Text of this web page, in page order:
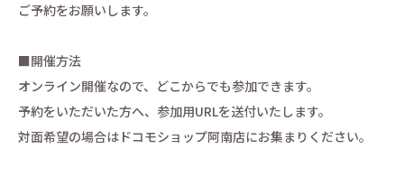
ご予約をお願いします。
■開催方法
オンライン開催なので、どこからでも参加できます。
予約をいただいた方へ、参加用URLを送付いたします。
対面希望の場合はドコモショップ阿南店にお集まりください。